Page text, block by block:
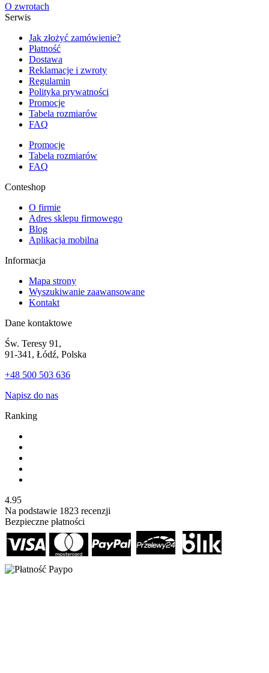
O zwrotach
Serwis
Jak złożyć zamówienie?
Płatność
Dostawa
Reklamacje i zwroty
Regulamin
Polityka prywatności
Promocje
Tabela rozmiarów
FAQ
Promocje
Tabela rozmiarów
FAQ
Conteshop
O firmie
Adres sklepu firmowego
Blog
Aplikacja mobilna
Informacja
Mapa strony
Wyszukiwanie zaawansowane
Kontakt
Dane kontaktowe
Św. Teresy 91,
91-341, Łódź, Polska
+48 500 503 636
Napisz do nas
Ranking
4.95
Na podstawie 1823 recenzji
Bezpieczne płatności